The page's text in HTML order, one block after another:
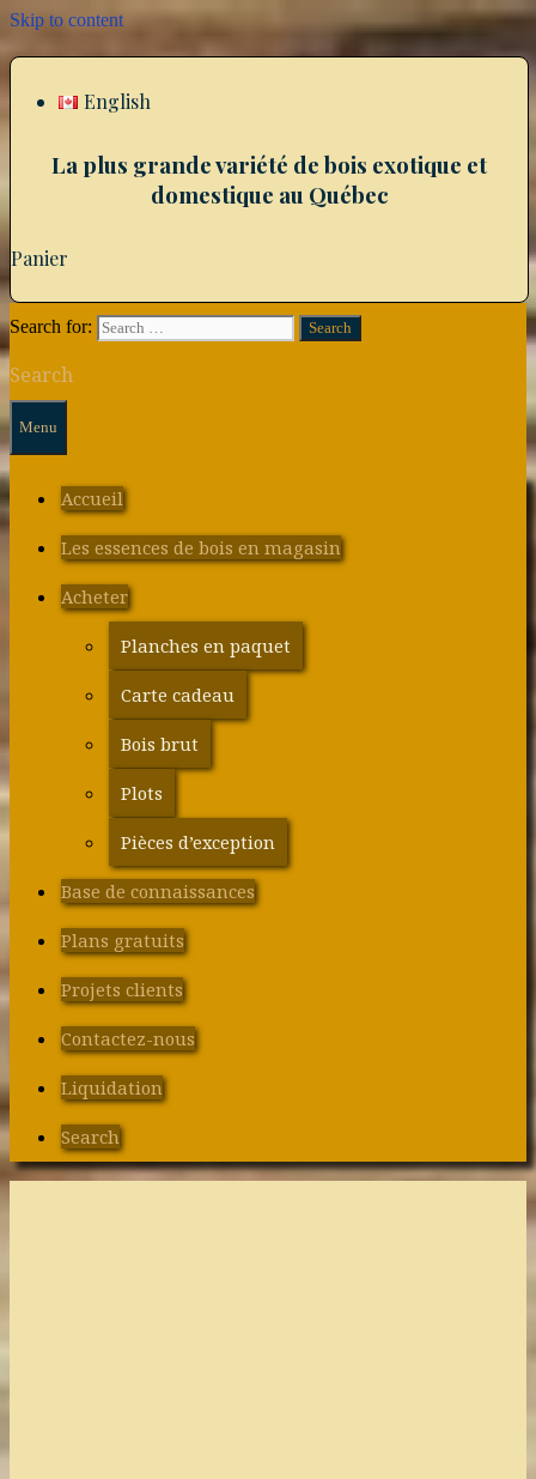
Skip to content
English
La plus grande variété de bois exotique et
domestique au Québec
Panier
Search for:
Search
Menu
Accueil
Les essences de bois en magasin
Acheter
Planches en paquet
Carte cadeau
Bois brut
Plots
Pièces d’exception
Base de connaissances
Plans gratuits
Projets clients
Contactez-nous
Liquidation
Search